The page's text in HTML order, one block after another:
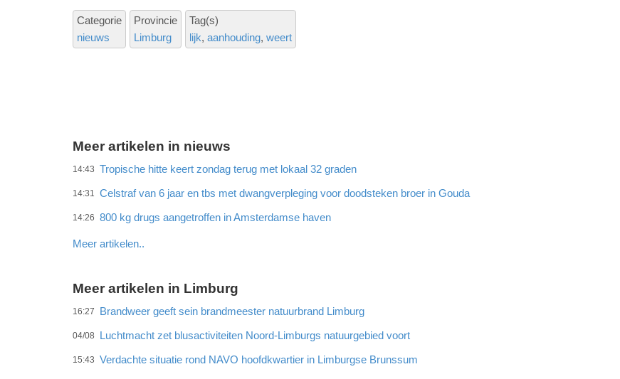
Categorie
nieuws
Provincie
Limburg
Tag(s)
lijk aanhouding weert
Meer artikelen in nieuws
14:43 Tropische hitte keert zondag terug met lokaal 32 graden
14:31 Celstraf van 6 jaar en tbs met dwangverpleging voor doodsteken broer in Gouda
14:26 800 kg drugs aangetroffen in Amsterdamse haven
Meer artikelen..
Meer artikelen in Limburg
16:27 Brandweer geeft sein brandmeester natuurbrand Limburg
04/08 Luchtmacht zet blusactiviteiten Noord-Limburgs natuurgebied voort
15:43 Verdachte situatie rond NAVO hoofdkwartier in Limburgse Brunssum